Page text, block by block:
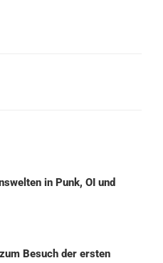
in Punk, OI und
Besuch der ersten